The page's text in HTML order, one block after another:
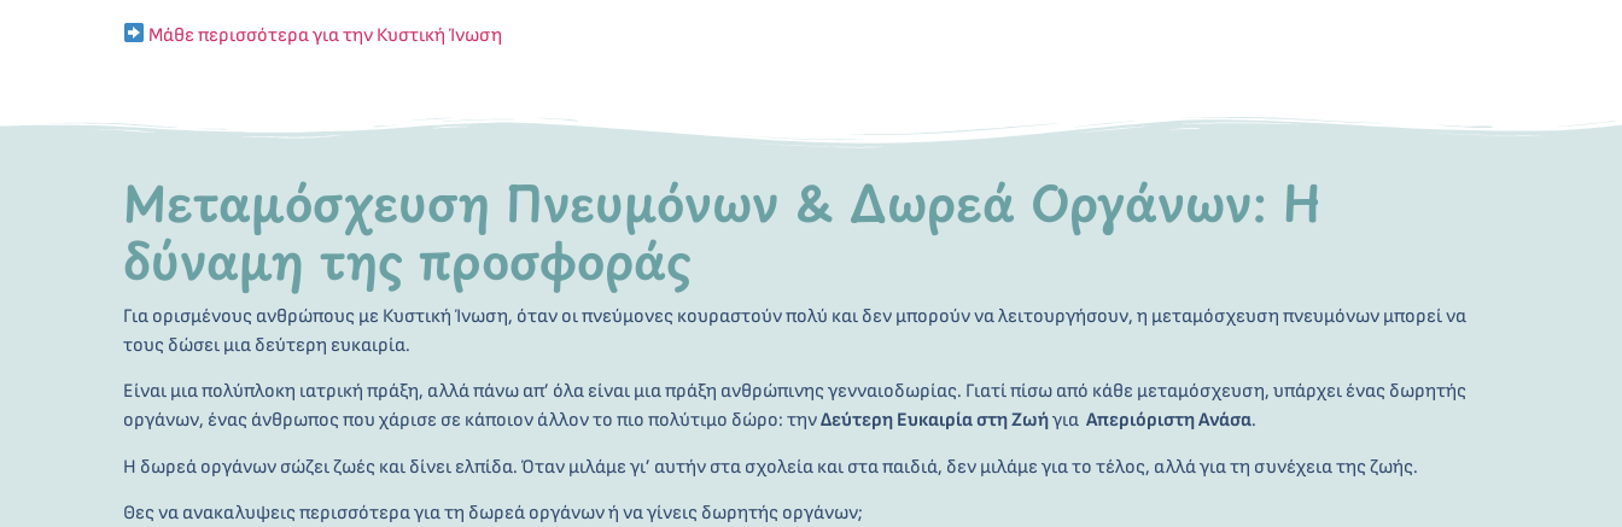
Μάθε περισσότερα για την Κυστική Ίνωση
Μεταμόσχευση Πνευμόνων & Δωρεά Οργάνων: Η
δύναμη της προσφοράς
Για ορισμένους ανθρώπους με Κυστική Ίνωση, όταν οι πνεύμονες κουραστούν πολύ και δεν μπορούν να λειτουργήσουν, η μεταμόσχευση πνευμόνων μπορεί να
τους δώσει μια δεύτερη ευκαιρία.
Είναι μια πολύπλοκη ιατρική πράξη, αλλά πάνω απ’ όλα είναι μια πράξη ανθρώπινης γενναιοδωρίας. Γιατί πίσω από κάθε μεταμόσχευση, υπάρχει ένας δωρητής
οργάνων, ένας άνθρωπος που χάρισε σε κάποιον άλλον το πιο πολύτιμο δώρο: τηνΔεύτερη Ευκαιρία στη Ζωήγια Απεριόριστη Ανάσα.
Η δωρεά οργάνων σώζει ζωές και δίνει ελπίδα. Όταν μιλάμε γι’ αυτήν στα σχολεία και στα παιδιά, δεν μιλάμε για το τέλος, αλλά για τη συνέχεια της ζωής.
Θες να ανακαλυψεις περισσότερα για τη δωρεά οργάνων ή να γίνεις δωρητής οργάνων;